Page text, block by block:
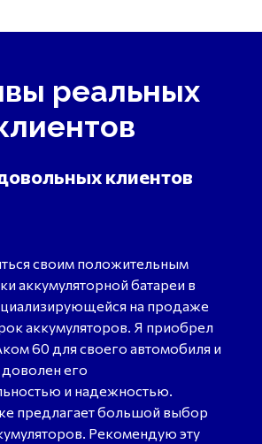
реальных
клиентов
своим положительным
аккумуляторной батареи в
на продаже
аккумуляторов. Я приобрел
60 для своего автомобиля и
доволен его
и надежностью.
предлагает большой выбор
Рекомендую эту